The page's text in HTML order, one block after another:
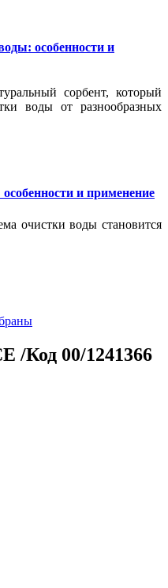
особенности и
сорбент, который
воды от разнообразных
и применение
очистки воды становится
/Код 00/1241366